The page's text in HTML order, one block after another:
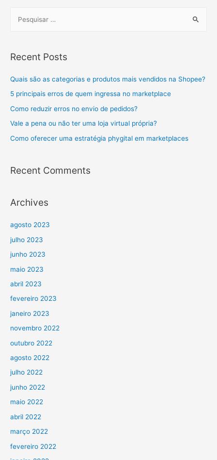
Recent Posts
Quais são as categorias e produtos mais vendidos na Shopee?
5 principais erros de quem ingressa no marketplace
Como reduzir erros no envio de pedidos?
Vale a pena ou não ter uma loja virtual própria?
Como oferecer uma estratégia phygital em marketplaces
Recent Comments
Archives
agosto 2023
julho 2023
junho 2023
maio 2023
abril 2023
fevereiro 2023
janeiro 2023
novembro 2022
outubro 2022
agosto 2022
julho 2022
junho 2022
maio 2022
abril 2022
março 2022
fevereiro 2022